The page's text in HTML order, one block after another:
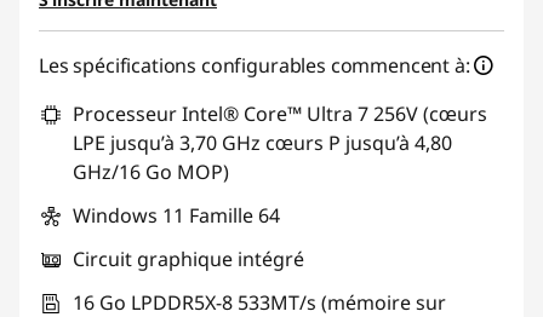
Les spécifications configurables commencent à:
Processeur Intel® Core™ Ultra 7 256V (cœurs
LPE jusqu’à 3,70 GHz cœurs P jusqu’à 4,80
GHz/16 Go MOP)
Windows 11 Famille 64
Circuit graphique intégré
16 Go LPDDR5X-8 533MT/s (mémoire sur